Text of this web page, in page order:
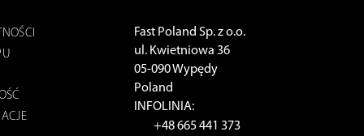
Fast Poland Sp. z o.o.
ul. Kwietniowa 36
05-090 Wypędy
Poland
INFOLINIA:
+48 665 441 373